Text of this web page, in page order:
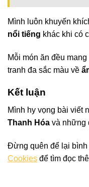
Mình luôn khuyến
nổi tiếng khác khi có
Mỗi món ăn đều
tranh đa sắc màu về
Kết luận
Mình hy vọng bài viết
Thanh Hóa và những
Đừng quên để lại bình
Cookies để tìm đọc